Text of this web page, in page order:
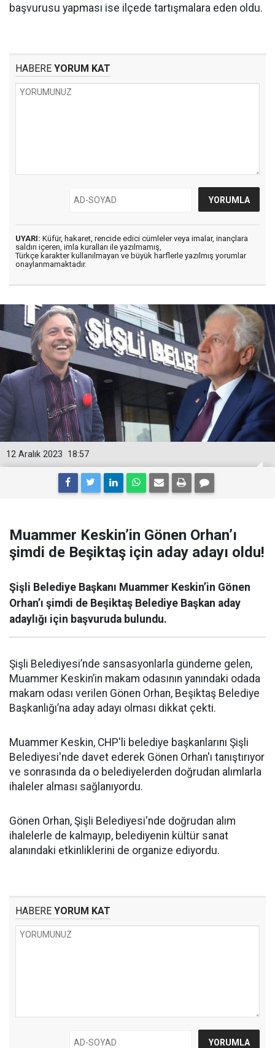
başvurusu yapması ise ilçede tartışmalara eden oldu.
HABERE YORUM KAT
UYARI: Küfür, hakaret, rencide edici cümleler veya imalar, inançlara
saldırı içeren, imla kuralları ile yazılmamış,
Türkçe karakter kullanılmayan ve büyük harflerle yazılmış yorumlar
onaylanmamaktadır.
18:57
12 Aralık 2023
Muammer Keskin’in Gönen Orhan’ı
şimdi de Beşiktaş için aday adayı oldu!
Şişli Belediye Başkanı Muammer Keskin’in Gönen
Orhan’ı şimdi de Beşiktaş Belediye Başkan aday
adaylığı için başvuruda bulundu.
Şişli Belediyesi’nde sansasyonlarla gündeme gelen,
Muammer Keskin’in makam odasının yanındaki odada
makam odası verilen Gönen Orhan, Beşiktaş Belediye
Başkanlığı’na aday adayı olması dikkat çekti.
Muammer Keskin, CHP'li belediye başkanlarını Şişli
Belediyesi'nde davet ederek Gönen Orhan'ı tanıştırıyor
ve sonrasında da o belediyelerden doğrudan alımlarla
ihaleler alması sağlanıyordu.
Gönen Orhan, Şişli Belediyesi'nde doğrudan alım
ihalelerle de kalmayıp, belediyenin kültür sanat
alanındaki etkinliklerini de organize ediyordu.
HABERE YORUM KAT